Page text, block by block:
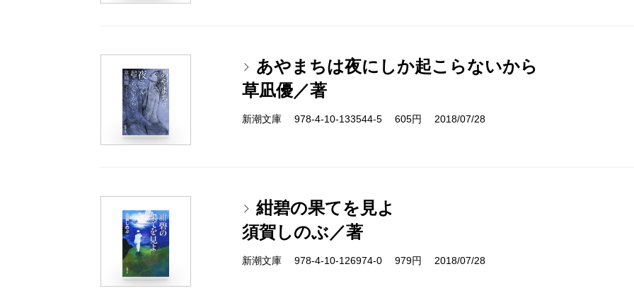
あやまちは夜にしか起こらないから
草凪優／著
新潮文庫 978-4-10-133544-5 605円 2018/07/28
紺碧の果てを見よ
須賀しのぶ／著
新潮文庫 978-4-10-126974-0 979円 2018/07/28